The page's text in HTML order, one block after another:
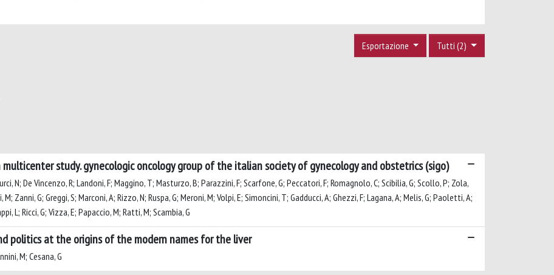
Tutti (2)
Esportazione
study. gynecologic oncology group of the italian society of gynecology and obstetrics (sigo)
N; De Vincenzo, R; Landoni, F; Maggino, T; Masturzo, B; Parazzini, F; Scarfone, G; Peccatori, F; Romagnolo, C; Scibilia, G; Scollo, P; Zola,
Zanni, G; Greggi, S; Marconi, A; Rizzo, N; Ruspa, G; Meroni, M; Volpi, E; Simoncini, T; Gadducci, A; Ghezzi, F; Lagana, A; Melis, G; Paoletti, A;
L; Ricci, G; Vizza, E; Papaccio, M; Ratti, M; Scambia, G
politics at the origins of the modern names for the liver
M; Cesana, G